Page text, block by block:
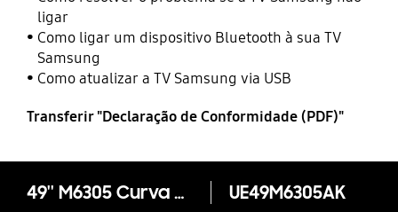
ligar
Como ligar um dispositivo Bluetooth à sua TV
Samsung
Como atualizar a TV Samsung via USB
Transferir "Declaração de Conformidade (PDF)"
49'' M6305 Curva Smart Full HD TV UE49M6305AK